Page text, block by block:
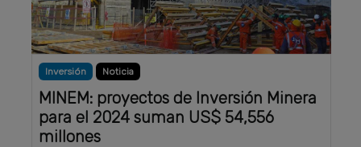
Inversión Noticia
MINEM: proyectos de Inversión Minera
para el 2024 suman US$ 54,556
millones